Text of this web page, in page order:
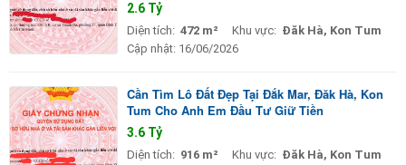
2.6 Tỷ
Diện tích: 472 m² Khu vực: Đăk Hà, Kon Tum
Cập nhật: 16/06/2026
Cần Tìm Lô Đất Đẹp Tại Đắk Mar, Đăk Hà, Kon
Tum Cho Anh Em Đầu Tư Giữ Tiền
3.6 Tỷ
Diện tích: 916 m² Khu vực: Đăk Hà, Kon Tum